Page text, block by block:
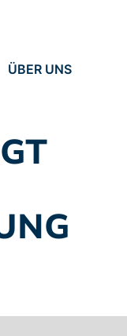
ÜBER UNS
MENSCHEN